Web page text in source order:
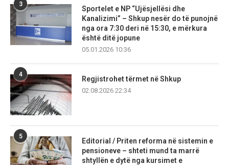
3
Sportelet e NP “Ujësjellësi dhe
Kanalizimi” – Shkup nesër do të punojnë
nga ora 7:30 deri në 15:30, e mërkura
është ditë jopune
05.01.2026 10:36
4
Regjistrohet tërmet në Shkup
02.08.2026 22:34
5
Editorial / Priten reforma në sistemin e
pensioneve – shteti mund ta marrë
shtyllën e dytë nga kursimet e